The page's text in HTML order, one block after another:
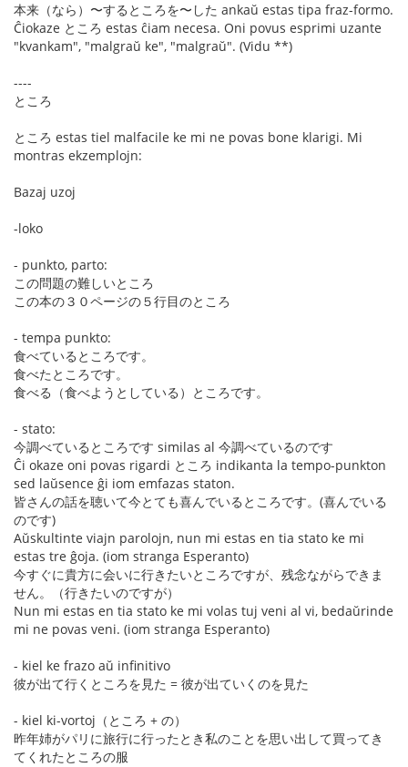
本来（なら）〜するところを〜した ankaŭ estas tipa fraz-formo.
Ĉiokaze ところ estas ĉiam necesa. Oni povus esprimi uzante
"kvankam", "malgraŭ ke", "malgraŭ". (Vidu **)
----
ところ
ところ estas tiel malfacile ke mi ne povas bone klarigi. Mi
montras ekzemplojn:
Bazaj uzoj
-loko
- punkto, parto:
この問題の難しいところ
この本の３０ページの５行目のところ
- tempa punkto:
食べているところです。
食べたところです。
食べる（食べようとしている）ところです。
- stato:
今調べているところです similas al 今調べているのです
Ĉi okaze oni povas rigardi ところ indikanta la tempo-punkton
sed laŭsence ĝi iom emfazas staton.
皆さんの話を聴いて今とても喜んでいるところです。(喜んでいる
のです)
Aŭskultinte viajn parolojn, nun mi estas en tia stato ke mi
estas tre ĝoja. (iom stranga Esperanto)
今すぐに貴方に会いに行きたいところですが、残念ながらできま
せん。（行きたいのですが）
Nun mi estas en tia stato ke mi volas tuj veni al vi, bedaŭrinde
mi ne povas veni. (iom stranga Esperanto)
- kiel ke frazo aŭ infinitivo
彼が出て行くところを見た = 彼が出ていくのを見た
- kiel ki-vortoj（ところ + の）
昨年姉がパリに旅行に行ったとき私のことを思い出して買ってき
てくれたところの服